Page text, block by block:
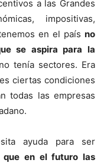
a las Grandes
impositivas,
en el país no
se aspira para la
tenía sectores. Era
ciertas condiciones
todas las empresas
ayuda para ser
que en el futuro las